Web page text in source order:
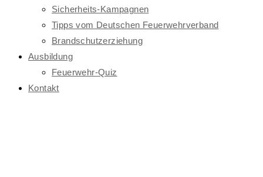
Sicherheits-Kampagnen
Tipps vom Deutschen Feuerwehrverband
Brandschutzerziehung
Ausbildung
Feuerwehr-Quiz
Kontakt